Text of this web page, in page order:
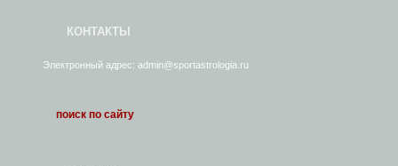
КОНТАКТЫ
Электронный адрес: admin@sportastrologia.ru